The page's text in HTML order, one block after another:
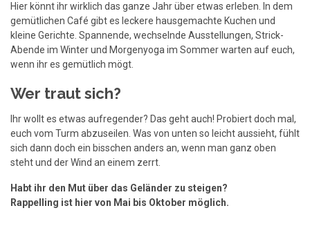
Hier könnt ihr wirklich das ganze Jahr über etwas erleben. In dem
gemütlichen Café gibt es leckere hausgemachte Kuchen und
kleine Gerichte. Spannende, wechselnde Ausstellungen, Strick-
Abende im Winter und Morgenyoga im Sommer warten auf euch,
wenn ihr es gemütlich mögt.
Wer traut sich?
Ihr wollt es etwas aufregender? Das geht auch! Probiert doch mal,
euch vom Turm abzuseilen. Was von unten so leicht aussieht, fühlt
sich dann doch ein bisschen anders an, wenn man ganz oben
steht und der Wind an einem zerrt.
Habt ihr den Mut über das Geländer zu steigen?
Rappelling ist hier von Mai bis Oktober möglich.